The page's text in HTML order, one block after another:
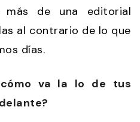
más de una editorial
al contrario de lo que
días.
va la lo de tus